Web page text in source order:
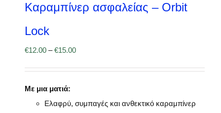
Καραμπίνερ ασφαλείας – Orbit
Lock
€12.00 –€15.00
Με μια ματιά:
Ελαφρύ, συμπαγές και ανθεκτικό καραμπίνερ